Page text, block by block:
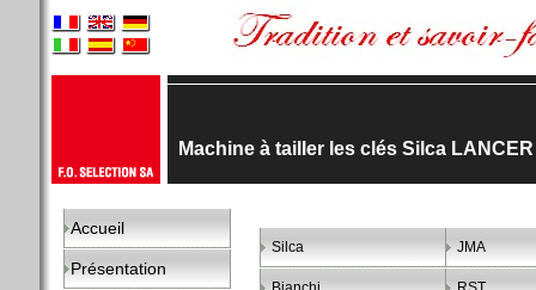
Machine à tailler les clés Silca
Accueil
Présentation
Silca JMA